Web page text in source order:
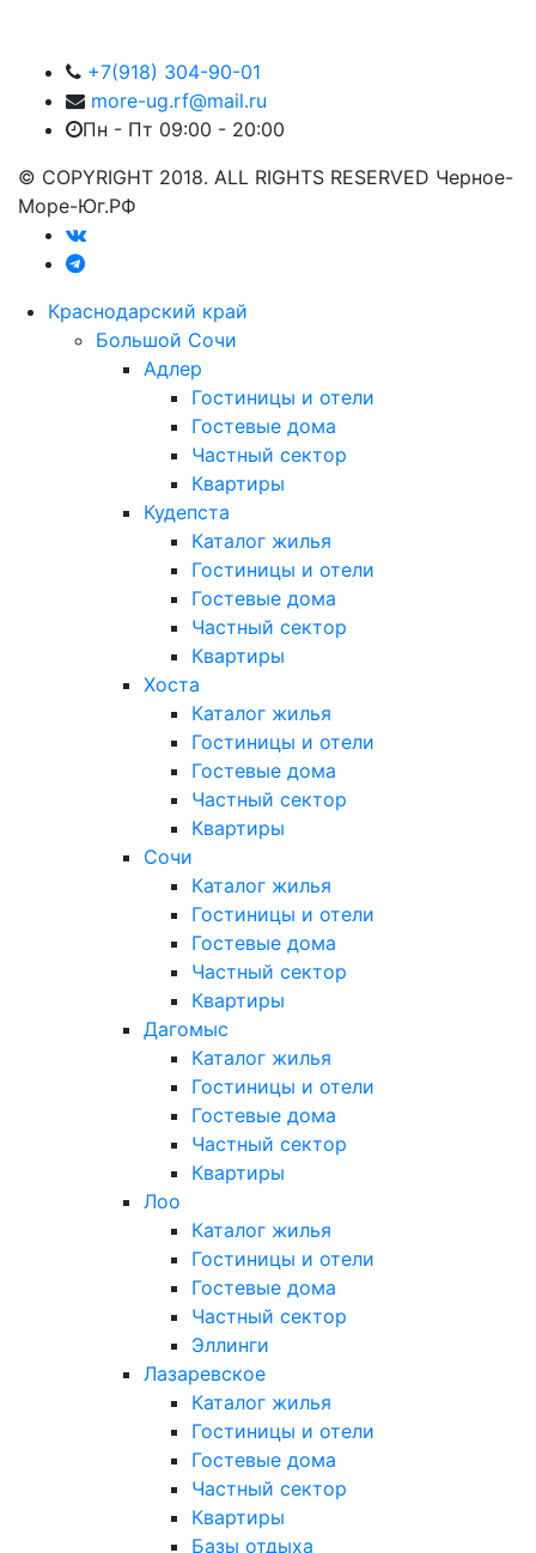
+7(918) 304-90-01
more-ug.rf@mail.ru
Пн - Пт 09:00 - 20:00
© COPYRIGHT 2018. ALL RIGHTS RESERVED Черное-
Море-Юг.РФ
Краснодарский край
Большой Сочи
Адлер
Гостиницы и отели
Гостевые дома
Частный сектор
Квартиры
Кудепста
Каталог жилья
Гостиницы и отели
Гостевые дома
Частный сектор
Квартиры
Хоста
Каталог жилья
Гостиницы и отели
Гостевые дома
Частный сектор
Квартиры
Сочи
Каталог жилья
Гостиницы и отели
Гостевые дома
Частный сектор
Квартиры
Дагомыс
Каталог жилья
Гостиницы и отели
Гостевые дома
Частный сектор
Квартиры
Лоо
Каталог жилья
Гостиницы и отели
Гостевые дома
Частный сектор
Эллинги
Лазаревское
Каталог жилья
Гостиницы и отели
Гостевые дома
Частный сектор
Квартиры
Базы отдыха